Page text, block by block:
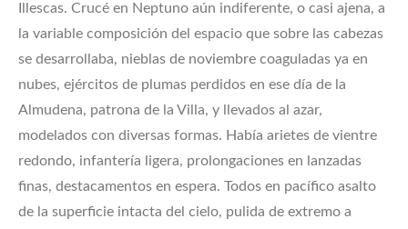
Illescas. Crucé en Neptuno aún indiferente, o casi ajena, a
la variable composición del espacio que sobre las cabezas
se desarrollaba, nieblas de noviembre coaguladas ya en
nubes, ejércitos de plumas perdidos en ese día de la
Almudena, patrona de la Villa, y llevados al azar,
modelados con diversas formas. Había arietes de vientre
redondo, infantería ligera, prolongaciones en lanzadas
finas, destacamentos en espera. Todos en pacífico asalto
de la superficie intacta del cielo, pulida de extremo a